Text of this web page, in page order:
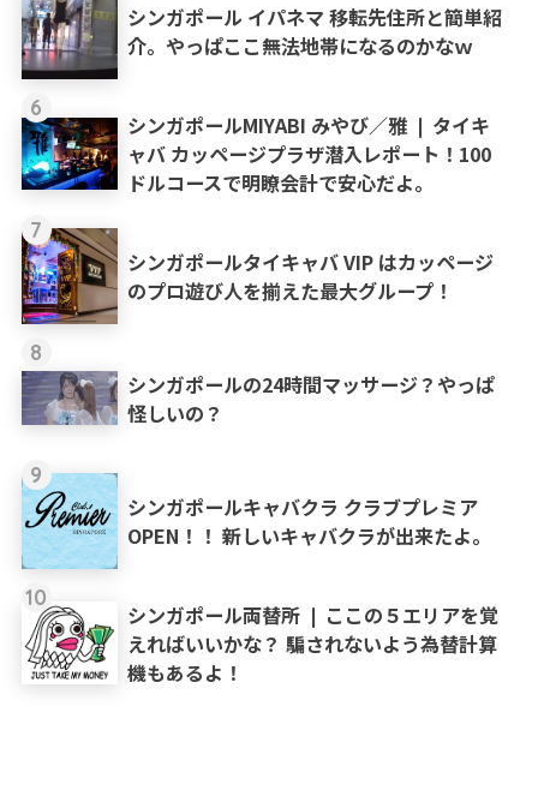
シンガポール イパネマ 移転先住所と簡単紹
介。やっぱここ無法地帯になるのかなｗ
6
シンガポールMIYABI みやび／雅 ❘ タイキ
ャバ カッページプラザ潜入レポート！100
ドルコースで明瞭会計で安心だよ。
7
シンガポールタイキャバ VIP はカッページ
のプロ遊び人を揃えた最大グループ！
8
シンガポールの24時間マッサージ？やっぱ
怪しいの？
9
シンガポールキャバクラ クラブプレミア
OPEN！！ 新しいキャバクラが出来たよ。
10
シンガポール両替所 ❘ ここの５エリアを覚
えればいいかな？ 騙されないよう為替計算
機もあるよ！